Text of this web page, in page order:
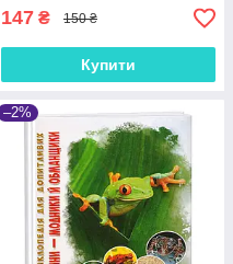
147 ₴ 150 ₴
Купити
–2%